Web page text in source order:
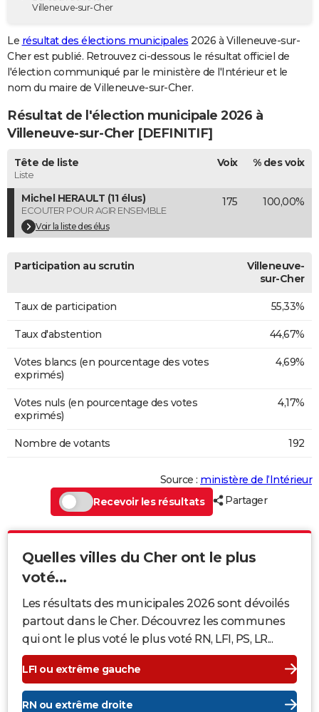
Destinations
City break
Voyage nature
Voyage de noces
Forum
GUIDES D'ACHAT
BONS PLANS
Carte de Noël
Carte Bonne année
Carte Saint-Valentin
Carte Pâques
Carte d'anniversaire
DICTIONNAIRE
Dictionnaire
Biographies
Citations
Expressions
Proverbes
PROGRAMME TV
COPAINS D'AVANT
S'inscrire
Se connecter
Lycées
Collèges
Primaires
Universités
Entreprises
Service militaire
Avis de recherche
AVIS DE DÉCÈS
Bricolage
Television
Villeneuve-sur-Cher
Le résultat des élections municipales 2026 à Villeneuve-sur-
Cher est publié. Retrouvez ci-dessous le résultat officiel de
l'élection communiqué par le ministère de l'Intérieur et le
nom du maire de Villeneuve-sur-Cher.
Résultat de l'élection municipale 2026 à
Villeneuve-sur-Cher [DEFINITIF]
Tête de liste
Liste
Voix % des voix
Michel HERAULT (11 élus)
ECOUTER POUR AGIR ENSEMBLE
Voir la liste des élus
175 100,00%
Participation au scrutin
Villeneuve-
sur-Cher
Taux de participation 55,33%
Taux d'abstention 44,67%
Votes blancs (en pourcentage des votes
exprimés)
4,69%
Votes nuls (en pourcentage des votes
exprimés)
4,17%
Nombre de votants 192
Source : ministère de l’Intérieur
Recevoir les résultats
Partager
Quelles villes du Cher ont le plus
voté...
Les résultats des municipales 2026 sont dévoilés
partout dans le Cher. Découvrez les communes
qui ont le plus voté le plus voté RN, LFI, PS, LR...
LFI ou extrême gauche
RN ou extrême droite